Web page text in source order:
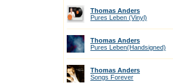
Thomas Anders
Pures Leben (Vinyl)
Thomas Anders
Pures Leben(Handsigned)
Thomas Anders
Songs Forever